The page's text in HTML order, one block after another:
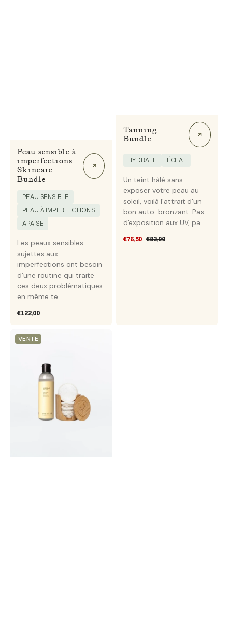
Peau sensible à
imperfections -
Skincare
Bundle
PEAU SENSIBLE
PEAU À IMPERFECTIONS
APAISE
Les peaux sensibles
sujettes aux
imperfections ont besoin
d’une routine qui traite
ces deux problématiques
en même te...
Prix
€122,00
Tanning -
Bundle
HYDRATE ÉCLAT
Un teint hâlé sans
exposer votre peau au
soleil, voilà l'attrait d'un
bon auto-bronzant. Pas
d'exposition aux UV, pa...
Prix
€76,50
Prix
€83,00
Cleansing
VENTE